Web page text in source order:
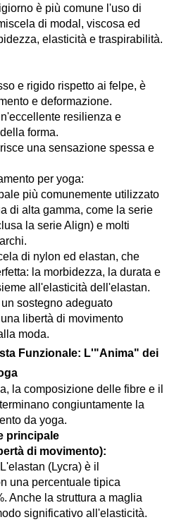
è più comune l'uso di
di modal, viscosa ed
elasticità e traspirabilità.
e rigido rispetto ai felpe, è
e deformazione.
resilienza e
forma.
una sensazione spessa e
per yoga:
più comunemente utilizzato
di alta gamma, come la serie
la serie Align) e molti
di nylon ed elastan, che
la morbidezza, la durata e
all'elasticità dell'elastan.
sostegno adeguato
libertà di movimento
moda.
Funzionale: L'"Anima" dei
la composizione delle fibre e il
congiuntamente la
da yoga.
principale
di movimento):
(Lycra) è il
una percentuale tipica
Anche la struttura a maglia
significativo all'elasticità.